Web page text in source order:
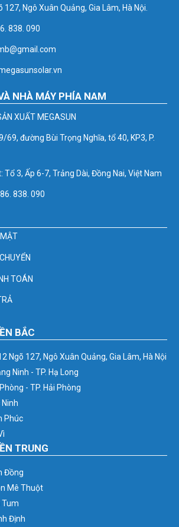
127, Ngô Xuân Quảng, Gia Lâm, Hà Nội.
838. 090
NHÀ MÁY PHÍA NAM
XUẤT MEGASUN
69, đường Bùi Trọng Nghĩa, tổ 40, KP3, P.
Tổ 3, Ấp 6-7, Trảng Dài, Đồng Nai, Việt Nam
838. 090
TOÁN
BẮC
Ngõ 127, Ngô Xuân Quảng, Gia Lâm, Hà Nội
Ninh - TP. Hạ Long
- TP. Hải Phòng
Phúc
TRUNG
Đồng
Mê Thuột
Tum
Định